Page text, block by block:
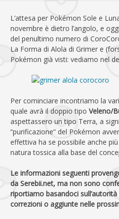
L’attesa per Pokémon Sole e
novembre è dietro l’angolo, e
del penultimo numero di
La Forma di Alola di Grimer e
Pokémon già visti: vediamo nel
Per cominciare incontriamo la
quale avrà il doppio tipo Veleno/
aspettassero un tipo Terra, a
“purificazione” del Pokémon
effettiva ha se possibile anche
natura tossica alla base del
Le informazioni seguenti
da Serebii.net, ma non sono
riportiamo basandoci
correzioni o aggiunte nelle